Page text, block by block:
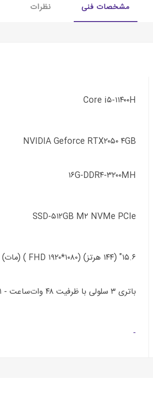
مشخصات فنی نظرات
Core i۵-۱۱۴۰۰H
NVIDIA Geforce RTX۲۰۵۰ ۴GB
۱۶G-DDR۴-۳۲۰۰MH
SSD-۵۱۲GB M۲ NVMe PCIe
۱۵.۶" (۱۴۴ هرتز) (۱۰۸۰*۱۹۲۰ FHD ) (مات)
باتری ۳ سلولی با ظرفیت ۴۸ وات‌ساعت - ۱-۳ ساعت شارژدهی
-